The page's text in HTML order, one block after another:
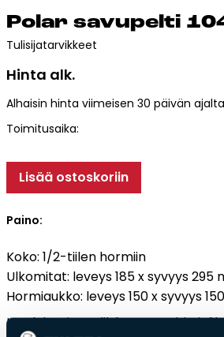
Tiileri lasku
Kotikäynti
Tiilet ja tiililaatat
Julkisivutiilet
Aukonylitysratkaisut ja
Tiilityökalu
Esitteet
Verkkokauppa
Po­lar sa­vu­pel­ti
Tulisijatarvikkeet
Hinta alk.
Alhaisin hinta viimeisen 30 päivän ajalta
Toimitusaika:
Lisää ostoskoriin
Paino:
Koko: 1/2-tiilen hormiin
Ulkomitat: leveys 185 x syvyys 295
Hormiaukko: leveys 150 x syvyys
Laadukas ja tyylikäs savupelti,